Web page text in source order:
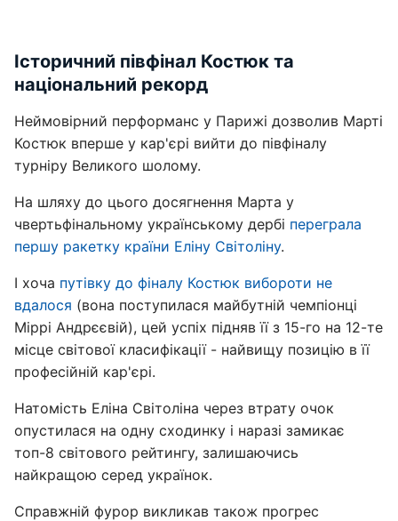
Історичний півфінал Костюк та
національний рекорд
Неймовірний перформанс у Парижі дозволив Марті
Костюк вперше у кар'єрі вийти до півфіналу
турніру Великого шолому.
На шляху до цього досягнення Марта у
чвертьфінальному українському дербі переграла
першу ракетку країни Еліну Світоліну.
І хоча путівку до фіналу Костюк вибороти не
вдалося (вона поступилася майбутній чемпіонці
Міррі Андрєєвій), цей успіх підняв її з 15-го на 12-те
місце світової класифікації - найвищу позицію в її
професійній кар'єрі.
Натомість Еліна Світоліна через втрату очок
опустилася на одну сходинку і наразі замикає
топ-8 світового рейтингу, залишаючись
найкращою серед українок.
Справжній фурор викликав також прогрес